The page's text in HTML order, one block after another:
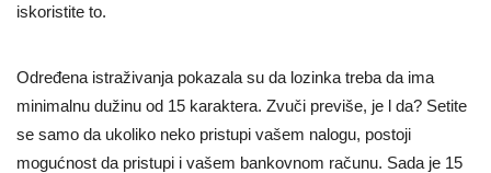
iskoristite to.
Određena istraživanja pokazala su da lozinka treba da ima
minimalnu dužinu od 15 karaktera. Zvuči previše, je l da? Setite
se samo da ukoliko neko pristupi vašem nalogu, postoji
mogućnost da pristupi i vašem bankovnom računu. Sada je 15